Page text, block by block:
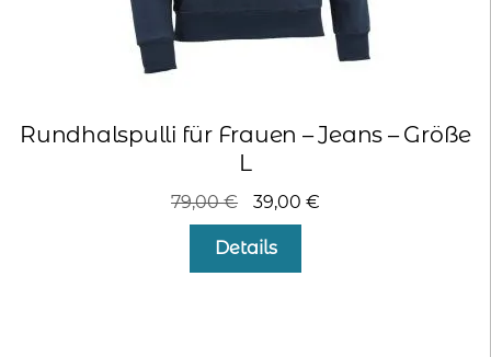
Rundhalspulli für Frauen – Jeans – Größe
L
79,00€
Ursprünglicher
Preis
war:
79,00 €
39,00 €Aktueller
Details